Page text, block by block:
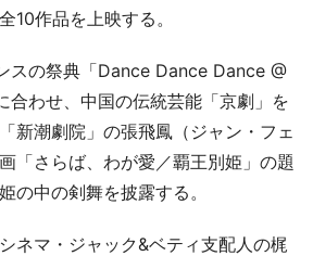
10作品を上映する。
スの祭典「Dance Dance Dance @
合わせ、中国の伝統芸能「京劇」を
新潮劇院」の張飛鳳（ジャン・フェ
「さらば、わが愛／覇王別姫」の題
の中の剣舞を披露する。
ネマ・ジャック&ベティ支配人の梶